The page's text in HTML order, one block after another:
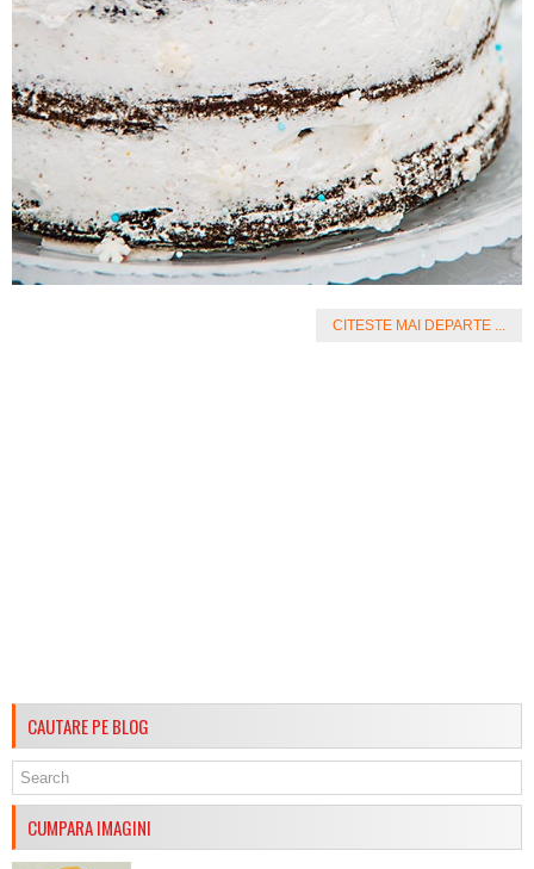
CITESTE MAI DEPARTE ...
CAUTARE PE BLOG
CUMPARA IMAGINI